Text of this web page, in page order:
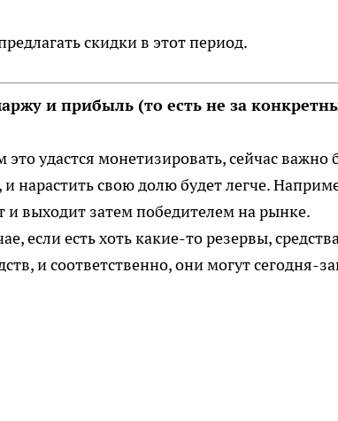
скидки в этот период.
и прибыль (то есть не за
удастся монетизировать, сейчас важно
и нарастить свою долю будет легче.
и выходит затем победителем на рынке.
если есть хоть какие-то резервы,
и соответственно, они могут сегодня-